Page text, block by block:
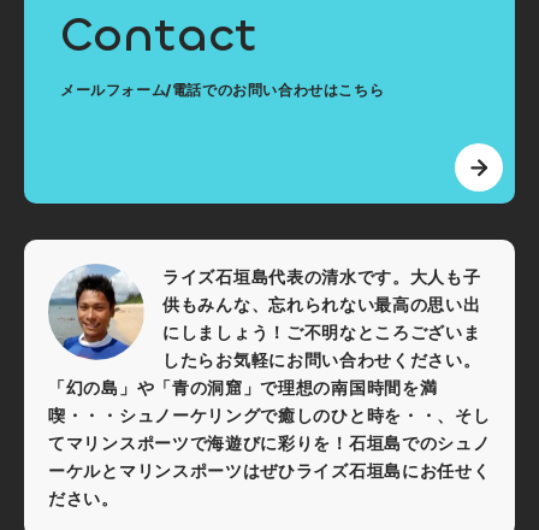
Contact
メールフォーム/電話でのお問い合わせはこちら
ライズ石垣島代表の清水です。大人も子
供もみんな、忘れられない最高の思い出
にしましょう！ご不明なところございま
したらお気軽にお問い合わせください。
「幻の島」や「青の洞窟」で理想の南国時間を満
喫・・・シュノーケリングで癒しのひと時を・・、そし
てマリンスポーツで海遊びに彩りを！石垣島でのシュノ
ーケルとマリンスポーツはぜひライズ石垣島にお任せく
ださい。